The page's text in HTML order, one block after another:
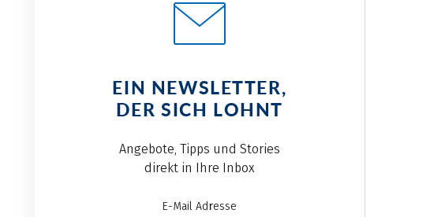
EIN NEWSLETTER,
DER SICH LOHNT
Angebote, Tipps und Stories
direkt in Ihre Inbox
E-Mail Adresse